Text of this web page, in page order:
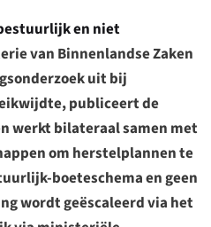
en niet
van Binnenlandse Zaken
uit bij
publiceert de
werkt bilateraal samen met
om herstelplannen te
boeteschema en geen
wordt geëscaleerd via het